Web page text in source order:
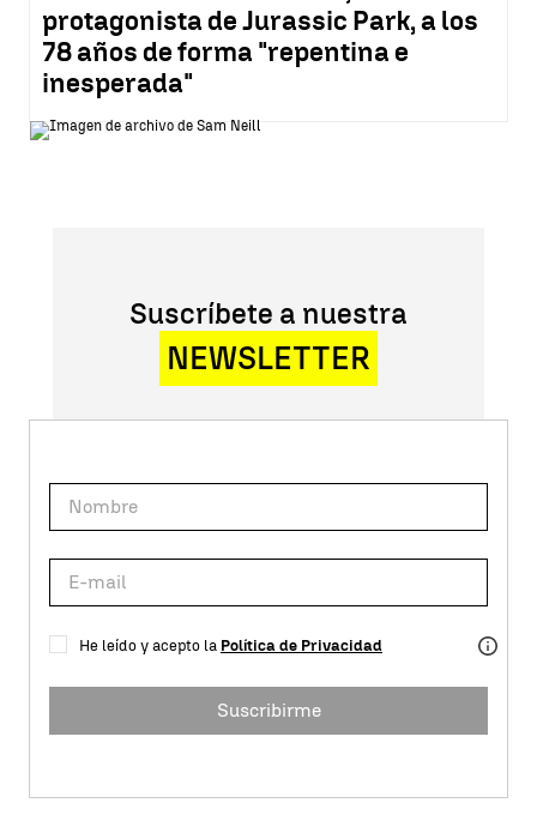
protagonista de Jurassic Park, a los
78 años de forma "repentina e
inesperada"
Suscríbete a nuestra
NEWSLETTER
He leído y acepto la Política de Privacidad
Suscribirme